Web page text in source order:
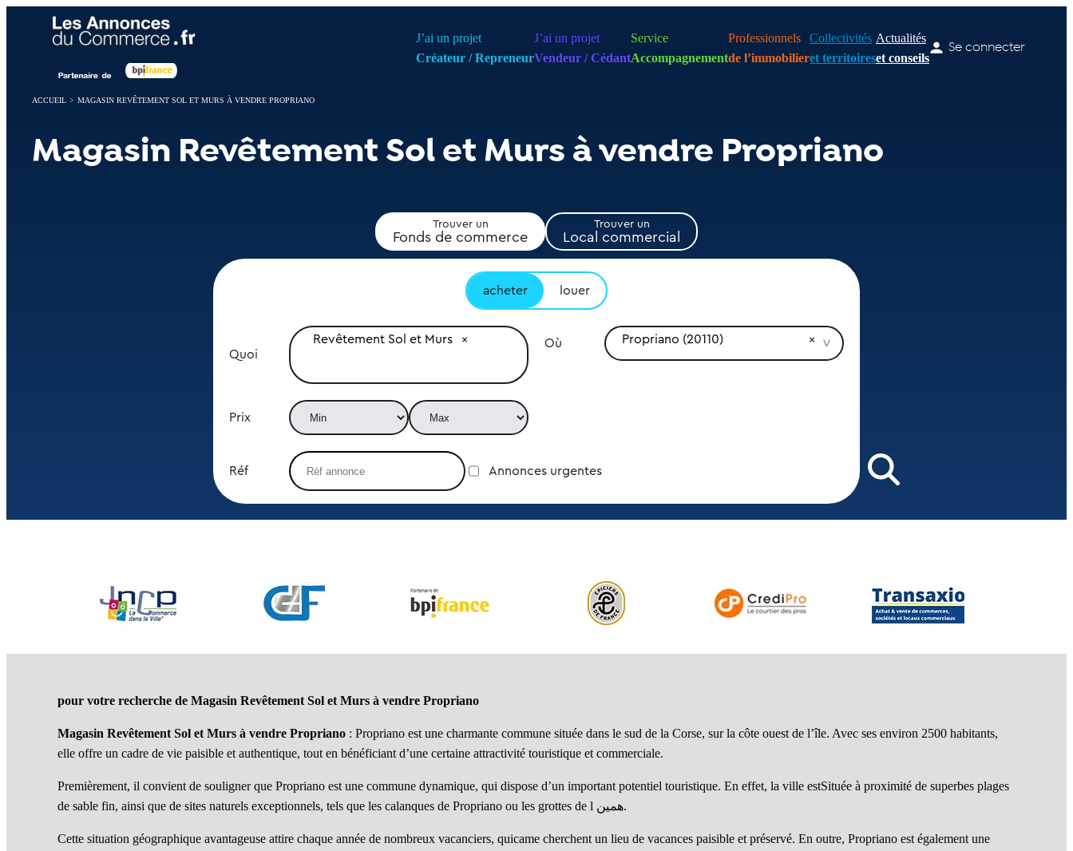
J’ai un projet
Créateur / Repreneur
J’ai un projet
Vendeur / Cédant
Service
Accompagnement
Professionnels
de l’immobilier
Collectivités
et territoires
Actualités
et conseils
Se connecter
ACCUEIL > MAGASIN REVÊTEMENT SOL ET MURS À VENDRE PROPRIANO
Magasin Revêtement Sol et Murs à vendre Propriano
Trouver un
Fonds de commerce
Trouver un
Local commercial
acheter louer
Quoi
Revêtement Sol et Murs Où Propriano (20110)
Prix
Réf Annonces urgentes
pour votre recherche de Magasin Revêtement Sol et Murs à vendre Propriano
Magasin Revêtement Sol et Murs à vendre Propriano : Propriano est une charmante commune située dans le sud de la Corse, sur la côte ouest de l’île. Avec ses environ 2500 habitants,
elle offre un cadre de vie paisible et authentique, tout en bénéficiant d’une certaine attractivité touristique et commerciale.
Premièrement, il convient de souligner que Propriano est une commune dynamique, qui dispose d’un important potentiel touristique. En effet, la ville estSituée à proximité de superbes plages
de sable fin, ainsi que de sites naturels exceptionnels, tels que les calanques de Propriano ou les grottes de l همین.
Cette situation géographique avantageuse attire chaque année de nombreux vacanciers, quicame cherchent un lieu de vacances paisible et préservé. En outre, Propriano est également une
Panneau de gestion des cookies